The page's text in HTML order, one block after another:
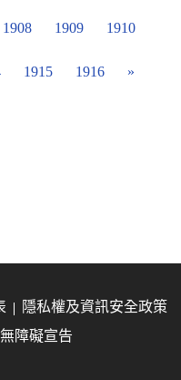
1908 1909 1910
1915 1916 »
隱私權及資訊安全政策
無障礙宣告